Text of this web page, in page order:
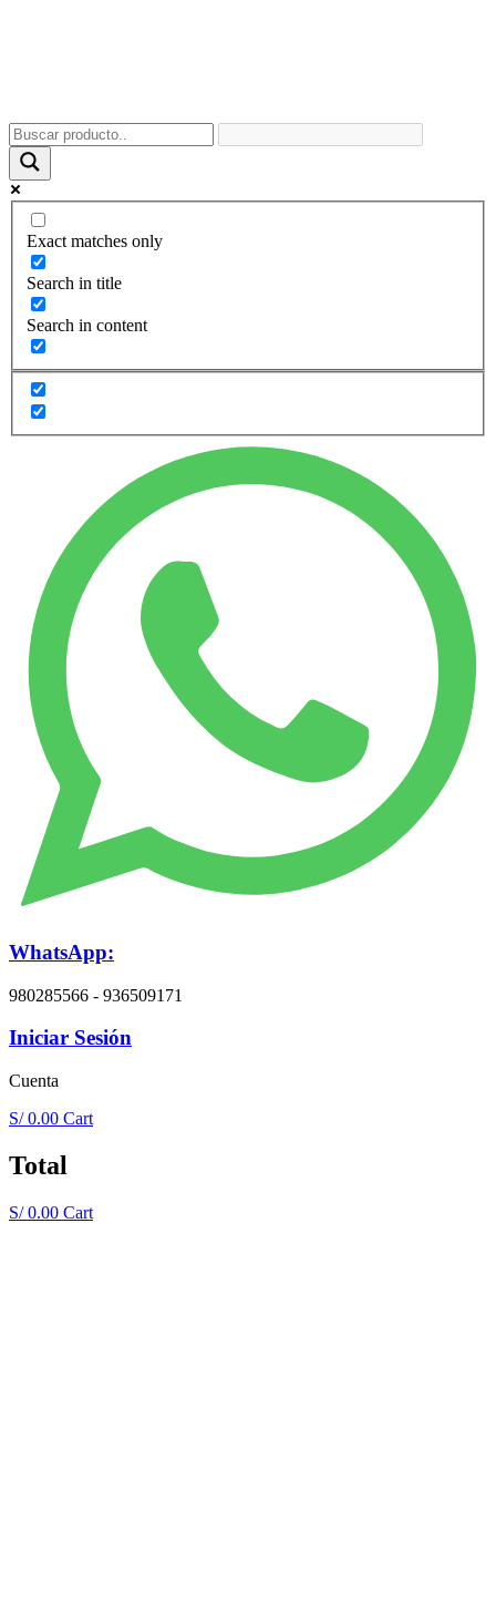
Exact matches only
Search in title
Search in content
WhatsApp:
980285566 - 936509171
Iniciar Sesión
Cuenta
S/0.00 Cart
Total
S/0.00 Cart